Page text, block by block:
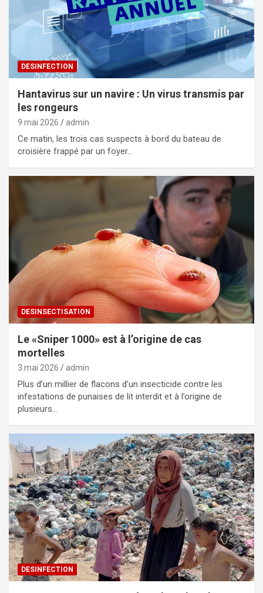
DESINFECTION
Hantavirus sur un navire : Un virus transmis par
les rongeurs
9 mai 2026 admin
Ce matin, les trois cas suspects à bord du bateau de
croisière frappé par un foyer…
DESINSECTISATION
Le «Sniper 1000» est à l’origine de cas
mortelles
3 mai 2026 admin
Plus d’un millier de flacons d’un insecticide contre les
infestations de punaises de lit interdit et à l’origine de
plusieurs…
DESINFECTION